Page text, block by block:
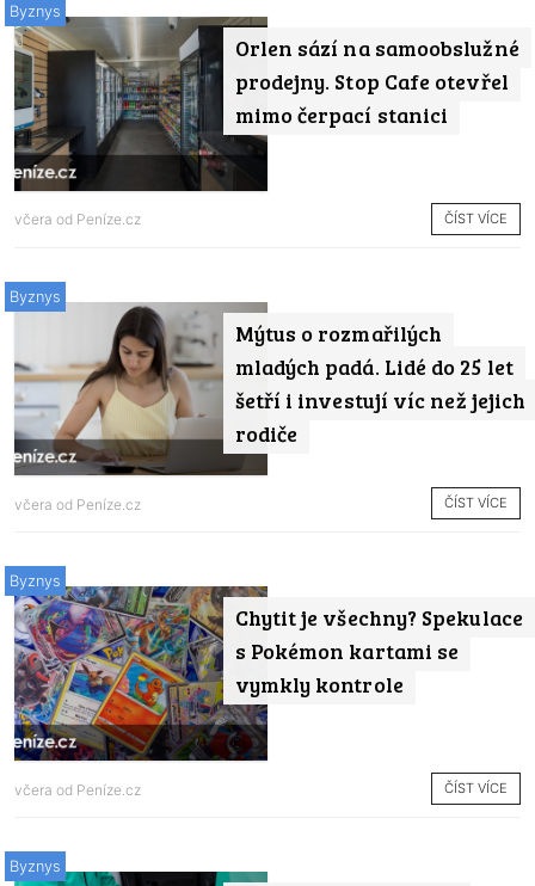
Orlen sází na samoobslužné
prodejny. Stop Cafe otevřel
mimo čerpací stanici
Byznys
včera od Peníze.cz ČÍST VÍCE
Mýtus o rozmařilých
mladých padá. Lidé do 25 let
šetří i investují víc než jejich
rodiče
Byznys
včera od Peníze.cz ČÍST VÍCE
Chytit je všechny? Spekulace
s Pokémon kartami se
vymkly kontrole
Byznys
včera od Peníze.cz ČÍST VÍCE
Byznys